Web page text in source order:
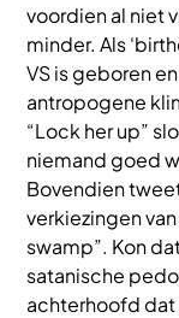
voordien al niet
minder. Als
VS is geboren
antropogene
“Lock her up”
niemand goed
Bovendien
verkiezingen
swamp”. Kon
satanische
achterhoofd dat